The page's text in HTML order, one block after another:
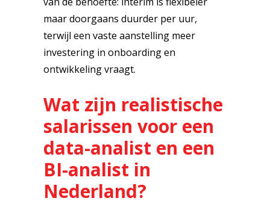
maar doorgaans duurder per uur,
terwijl een vaste aanstelling meer
investering in onboarding en
ontwikkeling vraagt.
Wat zijn realistische
salarissen voor een
data-analist en een
BI-analist in
Nederland?